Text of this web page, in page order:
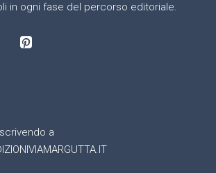
in ogni fase del percorso editoriale.
a